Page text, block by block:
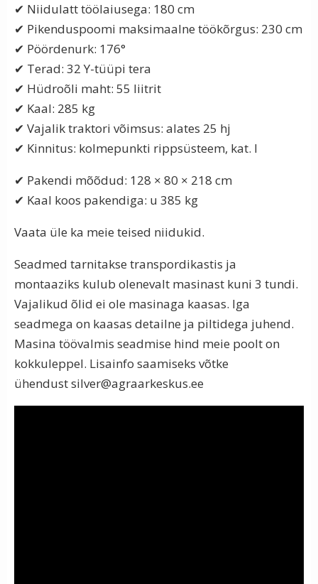
✔ Niidulatt töölaiusega: 180 cm
✔ Pikenduspoomi maksimaalne töökõrgus: 230 cm
✔ Pöördenurk: 176°
✔ Terad: 32 Y-tüüpi tera
✔ Hüdroõli maht: 55 liitrit
✔ Kaal: 285 kg
✔ Vajalik traktori võimsus: alates 25 hj
✔ Kinnitus: kolmepunkti rippsüsteem, kat. I
✔ Pakendi mõõdud: 128 × 80 × 218 cm
✔ Kaal koos pakendiga: u 385 kg
Vaata üle ka meie teised niidukid.
Seadmed tarnitakse transpordikastis ja
montaaziks kulub olenevalt masinast kuni 3 tundi.
Vajalikud õlid ei ole masinaga kaasas. Iga
seadmega on kaasas detailne ja piltidega juhend.
Masina töövalmis seadmise hind meie poolt on
kokkuleppel. Lisainfo saamiseks võtke
ühendustsilver@agraarkeskus.ee